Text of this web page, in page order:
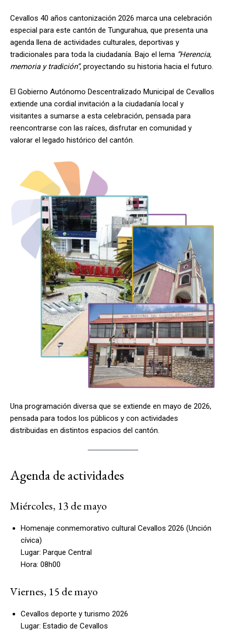
Cevallos 40 años cantonización 2026 marca una celebración
especial para este cantón de Tungurahua, que presenta una
agenda llena de actividades culturales, deportivas y
tradicionales para toda la ciudadanía. Bajo el lema “Herencia,
memoria y tradición”, proyectando su historia hacia el futuro.
El Gobierno Autónomo Descentralizado Municipal de Cevallos
extiende una cordial invitación a la ciudadanía local y
visitantes a sumarse a esta celebración, pensada para
reencontrarse con las raíces, disfrutar en comunidad y
valorar el legado histórico del cantón.
Una programación diversa que se extiende en mayo de 2026,
pensada para todos los públicos y con actividades
distribuidas en distintos espacios del cantón.
Agenda de actividades
Miércoles, 13 de mayo
Homenaje conmemorativo cultural Cevallos 2026 (Unción
cívica)
Lugar: Parque Central
Hora: 08h00
Viernes, 15 de mayo
Cevallos deporte y turismo 2026
Lugar: Estadio de Cevallos